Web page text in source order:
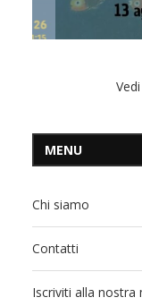
MENU
Chi siamo
Contatti
Iscriviti alla nostra